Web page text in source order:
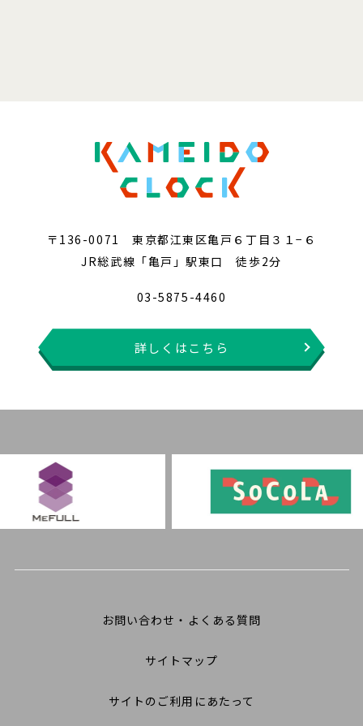
〒136-0071 東京都江東区亀戸６丁目３１−６
JR総武線「亀戸」駅東口 徒歩2分
03-5875-4460
詳しくはこちら
お問い合わせ・よくある質問
サイトマップ
サイトのご利用にあたって